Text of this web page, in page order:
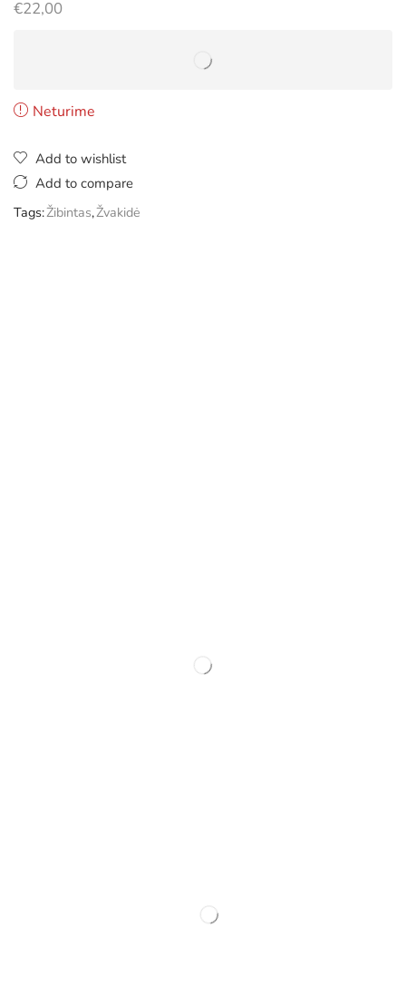
€22,00
Neturime
Add to wishlist
Add to compare
Tags:Žibintas,Žvakidė